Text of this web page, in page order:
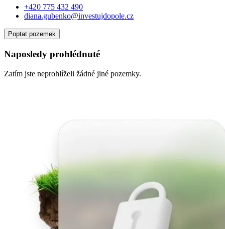
+420 775 432 490
diana.gubenko@investujdopole.cz
Poptat pozemek
Naposledy prohlédnuté
Zatím jste neprohlíželi žádné jiné pozemky.